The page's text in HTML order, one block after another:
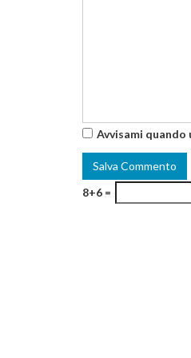
Avvisami
8+6 =